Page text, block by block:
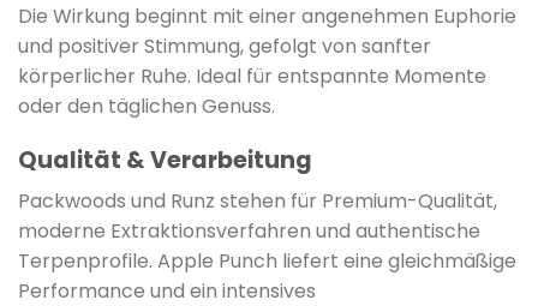
Die Wirkung beginnt mit einer angenehmen Euphorie
und positiver Stimmung, gefolgt von sanfter
körperlicher Ruhe. Ideal für entspannte Momente
oder den täglichen Genuss.
Qualität & Verarbeitung
Packwoods und Runz stehen für Premium-Qualität,
moderne Extraktionsverfahren und authentische
Terpenprofile. Apple Punch liefert eine gleichmäßige
Performance und ein intensives